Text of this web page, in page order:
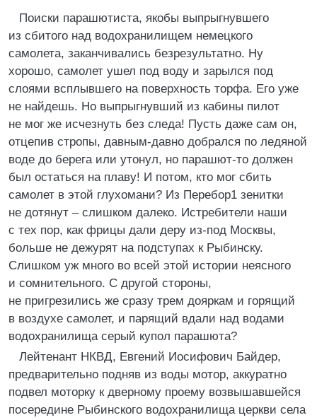
Поиски парашютиста, якобы выпрыгнувшего
из сбитого над водохранилищем немецкого
самолета, заканчивались безрезультатно. Ну
хорошо, самолет ушел под воду и зарылся под
слоями всплывшего на поверхность торфа. Его уже
не найдешь. Но выпрыгнувший из кабины пилот
не мог же исчезнуть без следа! Пусть даже сам он,
отцепив стропы, давным-давно добрался по ледяной
воде до берега или утонул, но парашют-то должен
был остаться на плаву! И потом, кто мог сбить
самолет в этой глухомани? Из Перебор1 зенитки
не дотянут – слишком далеко. Истребители наши
с тех пор, как фрицы дали деру из-под Москвы,
больше не дежурят на подступах к Рыбинску.
Слишком уж много во всей этой истории неясного
и сомнительного. С другой стороны,
не пригрезились же сразу трем дояркам и горящий
в воздухе самолет, и парящий вдали над водами
водохранилища серый купол парашюта?
Лейтенант НКВД, Евгений Иосифович Байдер,
предварительно подняв из воды мотор, аккуратно
подвел моторку к дверному проему возвышавшейся
посередине Рыбинского водохранилища церкви села